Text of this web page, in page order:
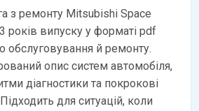
з ремонту Mitsubishi Space
років випуску у форматі pdf
обслуговування й ремонту.
опис систем автомобіля,
діагностики та покрокові
Підходить для ситуацій, коли